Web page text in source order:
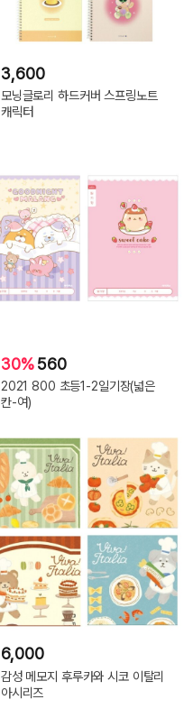
3,600
모닝글로리 하드커버 스프링노트
캐릭터
30%560
2021 800 초등1-2일기장(넓은
칸-여)
6,000
감성 메모지 후루카와 시코 이탈리
아시리즈